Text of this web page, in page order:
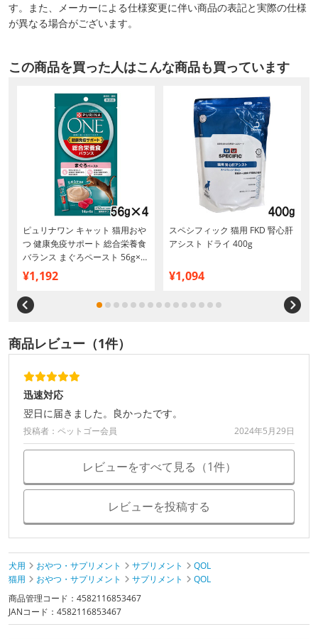
す。また、メーカーによる仕様変更に伴い商品の表記と実際の仕様
が異なる場合がございます。
この商品を買った人はこんな商品も買っています
ピュリナワン キャット 猫用おや
つ 健康免疫サポート 総合栄養食
バランス まぐろペースト 56g×4
個【まとめ買い】
¥1,192
スペシフィック 猫用 FKD 腎心肝
アシスト ドライ 400g
¥1,094
商品レビュー（1件）
迅速対応
翌日に届きました。良かったです。
投稿者：ペットゴー会員 2024年5月29日
レビューをすべて見る（1件）
レビューを投稿する
犬用 おやつ・サプリメント サプリメント
QOL
猫用
おやつ・サプリメント サプリメント
QOL
商品管理コード：4582116853467
JANコード：4582116853467